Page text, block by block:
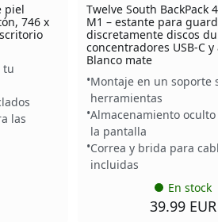
piel
746 x
tu
las
Twelve South BackPack
M1 – estante para
discretamente discos
concentradores USB-C y
Blanco mate
Montaje en un soporte
herramientas
Almacenamiento
la pantalla
Correa y brida para
incluidas
En stock
39.99 EUR